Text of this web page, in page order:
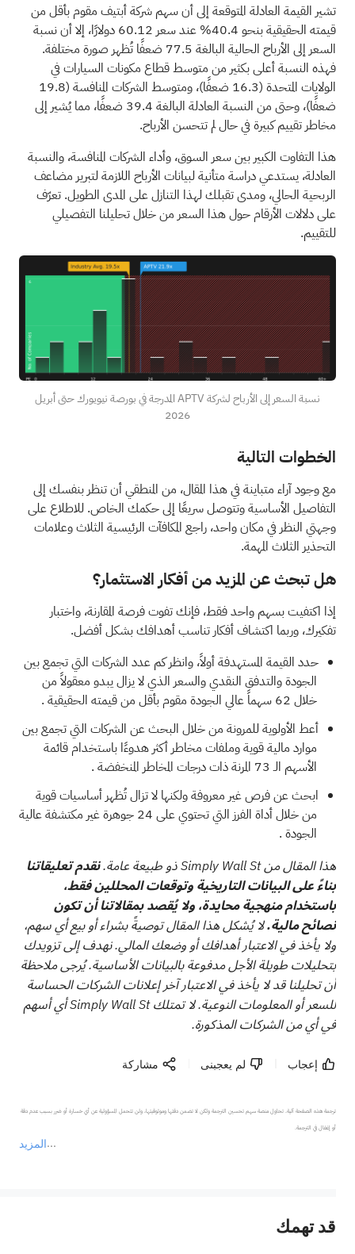
تشير القيمة العادلة المتوقعة إلى أن سهم شركة أبتيف مقوم بأقل من
قيمته الحقيقية بنحو 40.4% عند سعر 60.12 دولارًا، إلا أن نسبة
السعر إلى الأرباح الحالية البالغة 77.5 ضعفًا تُظهر صورة مختلفة.
فهذه النسبة أعلى بكثير من متوسط قطاع مكونات السيارات في
الولايات المتحدة (16.3 ضعفًا)، ومتوسط الشركات المنافسة (19.8
ضعفًا)، وحتى من النسبة العادلة البالغة 39.4 ضعفًا، مما يُشير إلى
مخاطر تقييم كبيرة في حال لم تتحسن الأرباح.
هذا التفاوت الكبير بين سعر السوق، وأداء الشركات المنافسة، والنسبة
العادلة، يستدعي دراسة متأنية لبيانات الأرباح اللازمة لتبرير مضاعف
الربحية الحالي، ومدى تقبلك لهذا التنازل على المدى الطويل. تعرّف
على دلالات الأرقام حول هذا السعر من خلال تحليلنا التفصيلي
للتقييم.
نسبة السعر إلى الأرباح لشركة APTV المدرجة في بورصة نيويورك حتى أبريل
2026
الخطوات التالية
مع وجود آراء متباينة في هذا المقال، من المنطقي أن تنظر بنفسك إلى
التفاصيل الأساسية وتتوصل سريعًا إلى حكمك الخاص. للاطلاع على
وجهتي النظر في مكان واحد، راجع المكافآت الرئيسية الثلاث وعلامات
التحذير الثلاث المهمة.
هل تبحث عن المزيد من أفكار الاستثمار؟
إذا اكتفيت بسهم واحد فقط، فإنك تفوت فرصة المقارنة، واختبار
تفكيرك، وربما اكتشاف أفكار تناسب أهدافك بشكل أفضل.
حدد القيمة المستهدفة أولاً، وانظر كم عدد الشركات التي تجمع بين
الجودة والتدفق النقدي والسعر الذي لا يزال يبدو معقولاً من
خلال 62 سهماً عالي الجودة مقوم بأقل من قيمته الحقيقية
.
أعط الأولوية للمرونة من خلال البحث عن الشركات التي تجمع بين
موارد مالية قوية وملفات مخاطر أكثر هدوءًا باستخدام قائمة
الأسهم الـ 73 المرنة ذات درجات المخاطر المنخفضة
.
ابحث عن فرص غير معروفة ولكنها لا تزال تُظهر أساسيات قوية
من خلال
أداة الفرز التي تحتوي على 24 جوهرة غير مكتشفة عالية
الجودة.
هذا المقال من Simply Wall St ذو طبيعة عامة.
نقدم تعليقاتنا
بناءً على البيانات التاريخية وتوقعات المحللين فقط،
باستخدام منهجية محايدة، ولا يُقصد بمقالاتنا أن تكون
نصائح مالية.لا يُشكل هذا المقال توصيةً بشراء أو بيع أي سهم،
ولا يأخذ في الاعتبار أهدافك أو وضعك المالي. نهدف إلى تزويدك
بتحليلات طويلة الأجل مدفوعة بالبيانات الأساسية. يُرجى ملاحظة
أن تحليلنا قد لا يأخذ في الاعتبار آخر إعلانات الشركات الحساسة
للسعر أو المعلومات النوعية. لا تمتلك Simply Wall St أي أسهم
في أي من الشركات المذكورة.
إعجاب لم يعجبنى مشاركة
المزيد
ترجمة هذه الصفحة آلية. تحاول منصة سهم تحسين الترجمة ولكن لا تضمن دقتها وموثوقيتها، ولن تتحمل المسؤولية عن أي خسارة أو ضرر بسبب عدم دقة
أو إغفال في الترجمة.
عند الضرورة، يرجى استشارة مستشار استثمار محترف. لا تقدم منصة سهم أي مشورة استثمارية، ولا تقدم أي التزامات أو ضمانات.
قد تهمك